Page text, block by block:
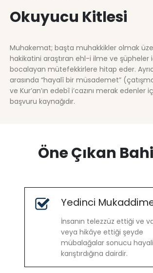
Okuyucu Kitlesi
Muhakemat; başta muhakkikler olmak
hakikatini araştıran ehl-i ilme ve şüpheler
bocalayan mütefekkirlere hitap eder.
arasında “hayalî bir müsademet”
ve Kur’an’ın edebî i’cazını merak edenler
başvuru kaynağıdır.
Öne Çıkan
Yedinci
İnsanın telezzüz ettiği ve
veya hikâye ettiği şeyde
mübalağalar sonucu
karıştırdığına dairdir.